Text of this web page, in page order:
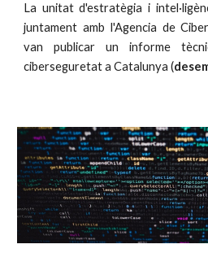
La unitat d'estratègia i
juntament amb l'Agencia de
van publicar un informe
ciberseguretat a Catalunya (